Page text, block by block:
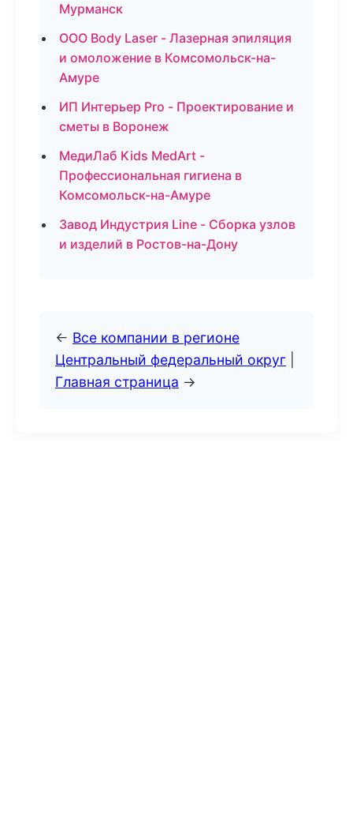
Мурманск
ООО Body Laser - Лазерная эпиляция
и омоложение в Комсомольск-на-
Амуре
ИП Интерьер Pro - Проектирование и
сметы в Воронеж
МедиЛаб Kids MedArt -
Профессиональная гигиена в
Комсомольск-на-Амуре
Завод Индустрия Line - Сборка узлов
и изделий в Ростов-на-Дону
← Все компании в регионе
Центральный федеральный округ
Главная страница →